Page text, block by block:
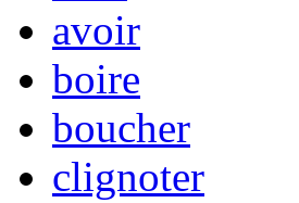
avoir
boire
boucher
clignoter